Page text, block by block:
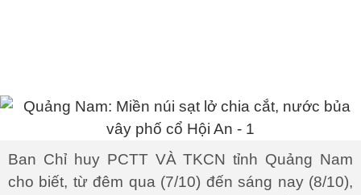
Ban Chỉ huy PCTT VÀ TKCN tỉnh Quảng Nam
cho biết, từ đêm qua (7/10) đến sáng nay (8/10),